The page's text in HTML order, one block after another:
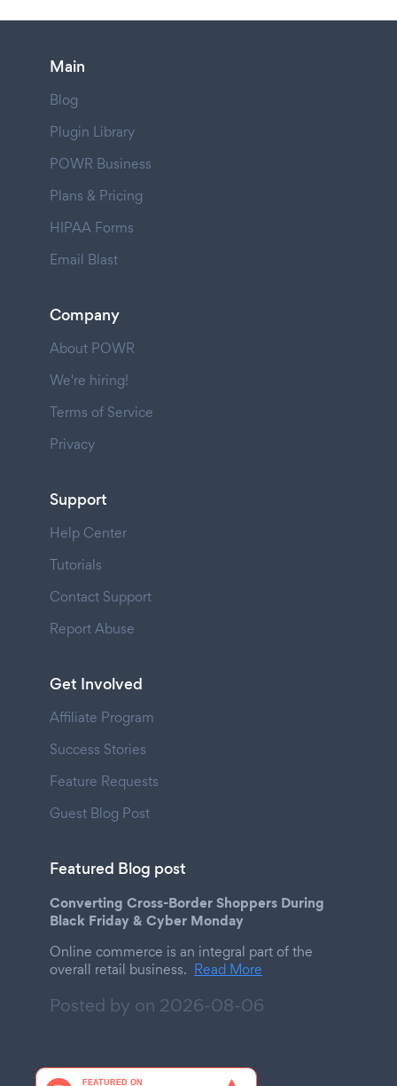
Main
Blog
Plugin Library
POWR Business
Plans & Pricing
HIPAA Forms
Email Blast
Company
About POWR
We're hiring!
Terms of Service
Privacy
Support
Help Center
Tutorials
Contact Support
Report Abuse
Get Involved
Affiliate Program
Success Stories
Feature Requests
Guest Blog Post
Featured Blog post
Converting Cross-Border Shoppers During
Black Friday & Cyber Monday
Online commerce is an integral part of the
overall retail business. Read More
Posted by on 2026-08-06